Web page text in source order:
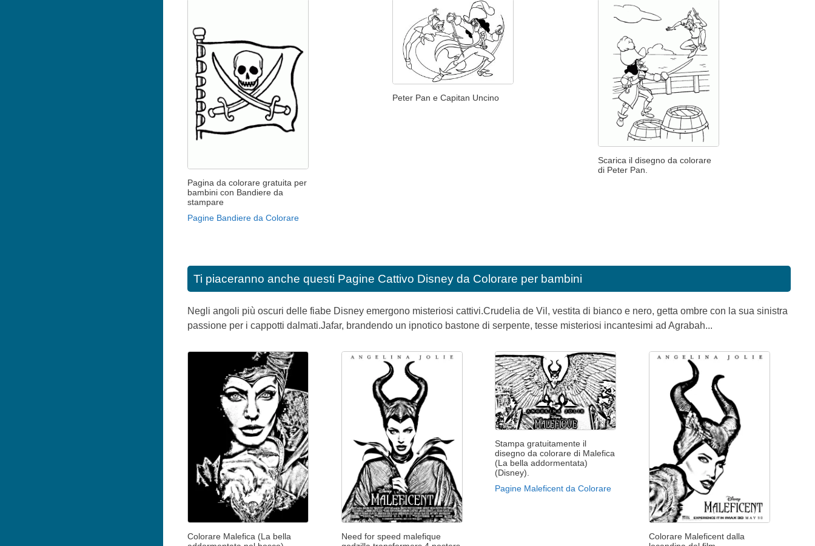
Pagina da colorare gratuita per
bambini con Bandiere da
stampare
Pagine Bandiere da Colorare
Peter Pan e Capitan Uncino
Scarica il disegno da colorare
di Peter Pan.
Ti piaceranno anche questi Pagine Cattivo Disney da Colorare per bambini
Negli angoli più oscuri delle fiabe Disney emergono misteriosi cattivi.Crudelia de Vil, vestita di bianco e nero, getta ombre con la sua sinistra
passione per i cappotti dalmati.Jafar, brandendo un ipnotico bastone di serpente, tesse misteriosi incantesimi ad Agrabah...
Colorare Malefica (La bella
Need for speed malefique
Stampa gratuitamente il
disegno da colorare di Malefica
(La bella addormentata)
(Disney).
Pagine Maleficent da Colorare
Colorare Maleficent dalla